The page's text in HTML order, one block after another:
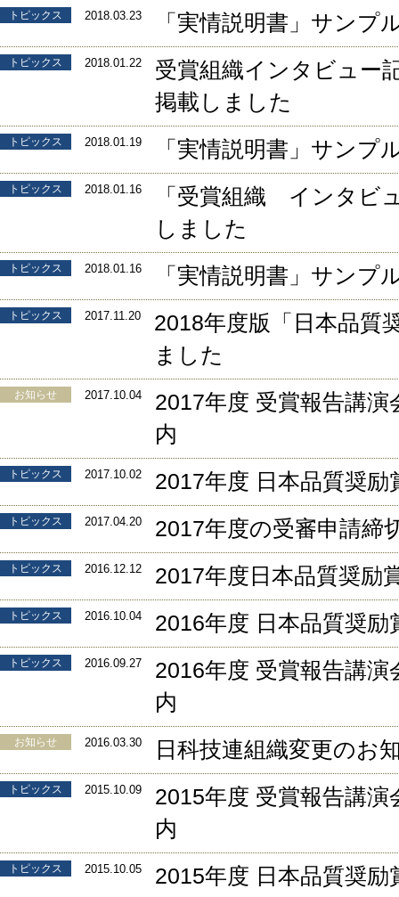
トピックス 2018.03.23 「実情説明書」サンプ
トピックス 2018.01.22
受賞組織インタビュー
掲載しました
トピックス 2018.01.19 「実情説明書」サンプ
トピックス 2018.01.16
「受賞組織 インタビ
しました
トピックス 2018.01.16 「実情説明書」サンプ
トピックス 2017.11.20
2018年度版「日本品質
ました
お知らせ 2017.10.04
2017年度 受賞報告講
内
トピックス 2017.10.02 2017年度 日本品質奨
トピックス 2017.04.20 2017年度の受審申請締
トピックス 2016.12.12 2017年度日本品質奨励
トピックス 2016.10.04 2016年度 日本品質奨
トピックス 2016.09.27
2016年度 受賞報告講
内
お知らせ 2016.03.30 日科技連組織変更のお
トピックス 2015.10.09
2015年度 受賞報告講
内
トピックス 2015.10.05 2015年度 日本品質奨